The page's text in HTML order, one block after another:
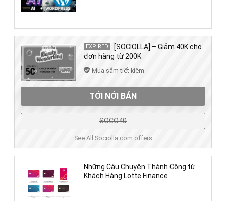
EXPIRED
[SOCIOLLA] – Giảm 40K cho
đơn hàng từ 200K
Mua sắm tiết kiệm
TỚI NỚI BÁN
SOCO40
See All Sociolla.com offers
Những Câu Chuyện Thành Công từ
Khách Hàng Lotte Finance